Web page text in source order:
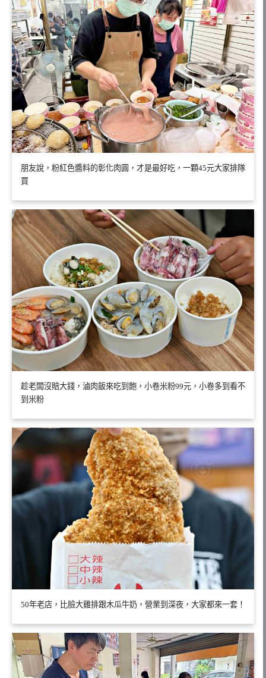
朋友說，粉紅色醬料的彰化肉圓，才是最好吃，一顆45元大家排隊
買
趁老闆沒賠大錢，滷肉飯來吃到飽，小卷米粉99元，小卷多到看不
到米粉
50年老店，比臉大雞排跟木瓜牛奶，營業到深夜，大家都來一套！